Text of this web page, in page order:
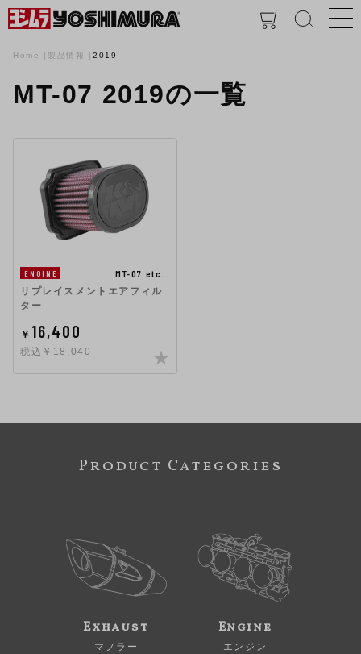
Home 製品情報 2019
MT-07 2019の一覧
ENGINE
MT-07 etc…
リプレイスメントエアフィル
ター
￥ 16,400
税込￥18,040
Product Categories
Exhaust
マフラー
Engine
エンジン